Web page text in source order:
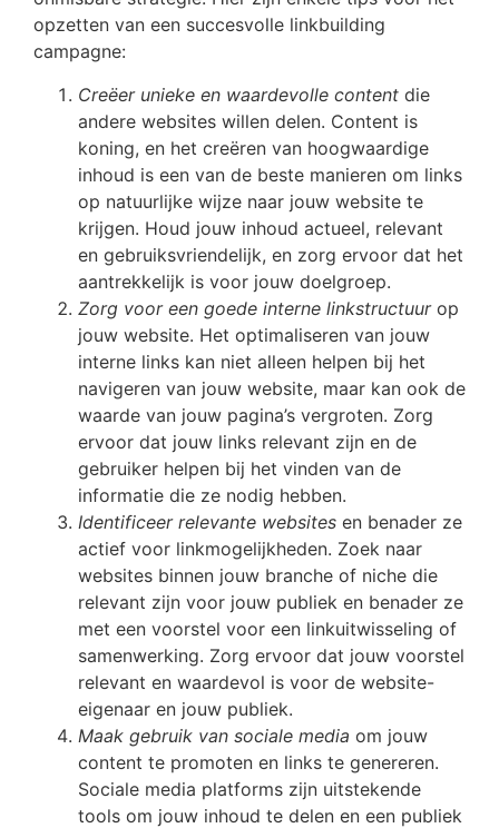
opzetten van een succesvolle linkbuilding
campagne:
Creëer unieke en waardevolle content die
andere websites willen delen. Content is
koning, en het creëren van hoogwaardige
inhoud is een van de beste manieren om links
op natuurlijke wijze naar jouw website te
krijgen. Houd jouw inhoud actueel, relevant
en gebruiksvriendelijk, en zorg ervoor dat het
aantrekkelijk is voor jouw doelgroep.
Zorg voor een goede interne linkstructuur op
jouw website. Het optimaliseren van jouw
interne links kan niet alleen helpen bij het
navigeren van jouw website, maar kan ook de
waarde van jouw pagina’s vergroten. Zorg
ervoor dat jouw links relevant zijn en de
gebruiker helpen bij het vinden van de
informatie die ze nodig hebben.
Identificeer relevante websites en benader ze
actief voor linkmogelijkheden. Zoek naar
websites binnen jouw branche of niche die
relevant zijn voor jouw publiek en benader ze
met een voorstel voor een linkuitwisseling of
samenwerking. Zorg ervoor dat jouw voorstel
relevant en waardevol is voor de website-
eigenaar en jouw publiek.
Maak gebruik van sociale media om jouw
content te promoten en links te genereren.
Sociale media platforms zijn uitstekende
tools om jouw inhoud te delen en een publiek